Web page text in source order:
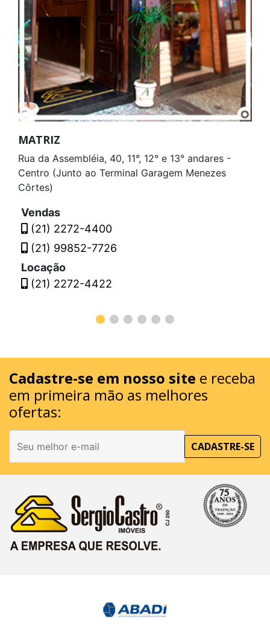
MATRIZ
Rua da Assembléia, 40, 11°, 12° e 13° andares -
Centro (Junto ao Terminal Garagem Menezes
Côrtes)
Vendas
(21) 2272-4400
(21) 99852-7726
Locação
(21) 2272-4422
Cadastre-se em nosso site e receba
em primeira mão as melhores
ofertas:
CADASTRE-SE